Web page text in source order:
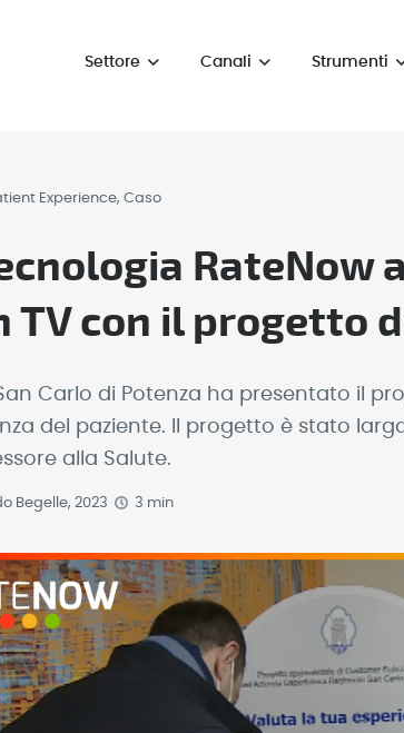
Settore Canali Strumenti
Experience, Caso
RateNow
TV con il progetto
San Carlo di Potenza ha presentato il
del paziente. Il progetto è stato
alla Salute.
Begelle, 2023 3 min